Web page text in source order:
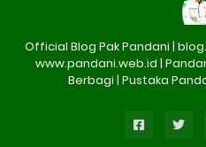
Official Blog Pak Pandani |
www.pandani.web.id |
Berbagi | Pustaka